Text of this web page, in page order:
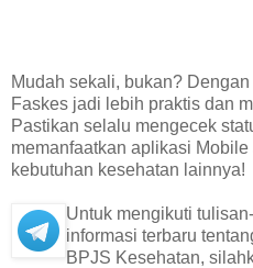
Mudah sekali, bukan?
Faskes jadi lebih praktis dan
Pastikan selalu mengecek
memanfaatkan aplikasi
kebutuhan kesehatan lainnya!
Untuk mengikuti
informasi terbaru
BPJS Kesehatan,